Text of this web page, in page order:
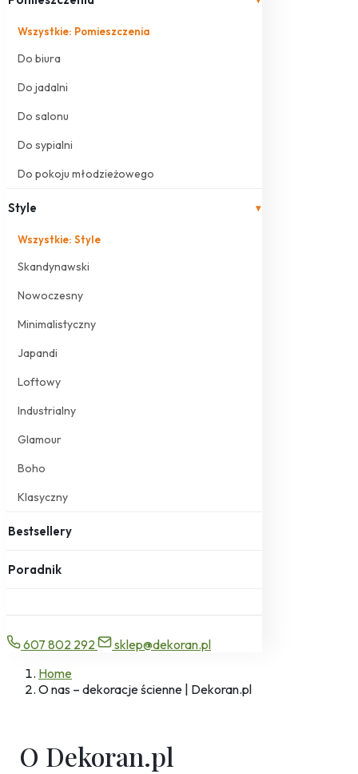
Wszystkie: Pomieszczenia
Do biura
Do jadalni
Do salonu
Do sypialni
Do pokoju młodzieżowego
Style ▾
Wszystkie: Style
Skandynawski
Nowoczesny
Minimalistyczny
Japandi
Loftowy
Industrialny
Glamour
Boho
Klasyczny
Bestsellery
Poradnik
607 802 292
sklep@dekoran.pl
Home
O nas – dekoracje ścienne | Dekoran.pl
O Dekoran.pl